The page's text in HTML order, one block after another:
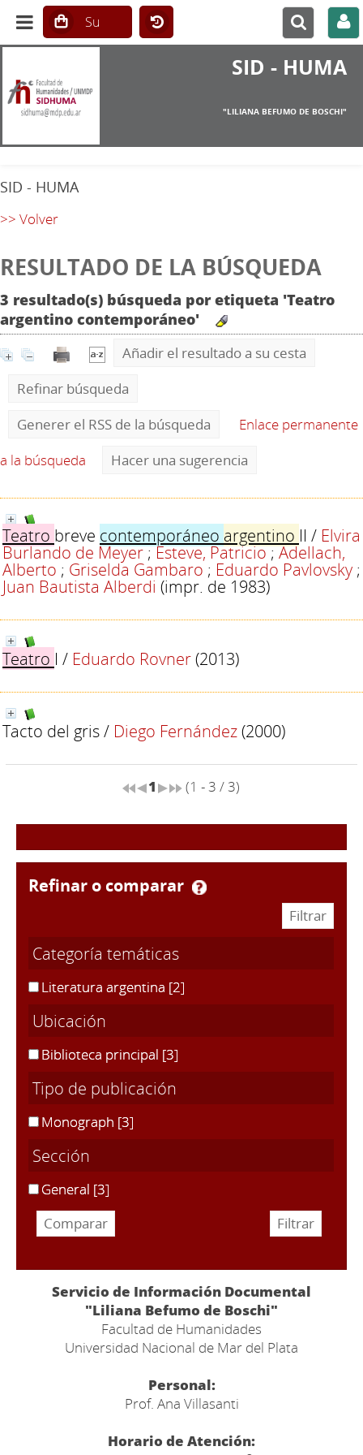
SID - HUMA
"LILIANA BEFUMO DE BOSCHI"
SID - HUMA
>> Volver
RESULTADO DE LA BÚSQUEDA
3 resultado(s) búsqueda por etiqueta 'Teatro
argentino contemporáneo'
Añadir el resultado a su cesta
Refinar búsqueda
Generer el RSS de la búsqueda
Enlace permanente
a la búsqueda
Hacer una sugerencia
Teatro breve contemporáneo argentino II / Elvira
Burlando de Meyer;Esteve, Patricio;Adellach,
Alberto ; Griselda Gambaro ; Eduardo Pavlovsky ;
Juan Bautista Alberdi (impr. de 1983)
Teatro I / Eduardo Rovner(2013)
Tacto del gris/ Diego Fernández(2000)
1 (1 - 3 / 3)
refinar o comparar
Categoría temáticas
Literatura argentina [2]
Ubicación
Biblioteca principal [3]
Tipo de publicación
Monograph [3]
Sección
General [3]
Servicio de Información Documental
"Liliana Befumo de Boschi"
Facultad de Humanidades
Universidad Nacional de Mar del Plata
Personal:
Prof. Ana Villasanti
Horario de Atención: